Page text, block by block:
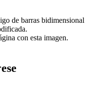
de barras bidimensional
con esta imagen.